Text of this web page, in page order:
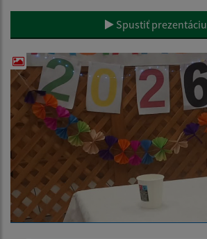
Spustiť prezentáciu